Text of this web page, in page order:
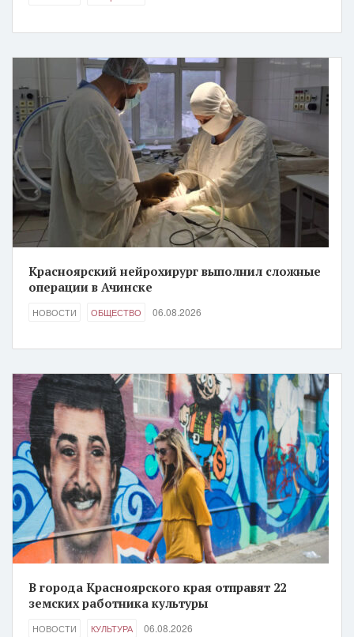
Красноярский нейрохирург выполнил сложные
операции в Ачинске
НОВОСТИ ОБЩЕСТВО 06.08.2026
В города Красноярского края отправят 22
земских работника культуры
НОВОСТИ КУЛЬТУРА 06.08.2026